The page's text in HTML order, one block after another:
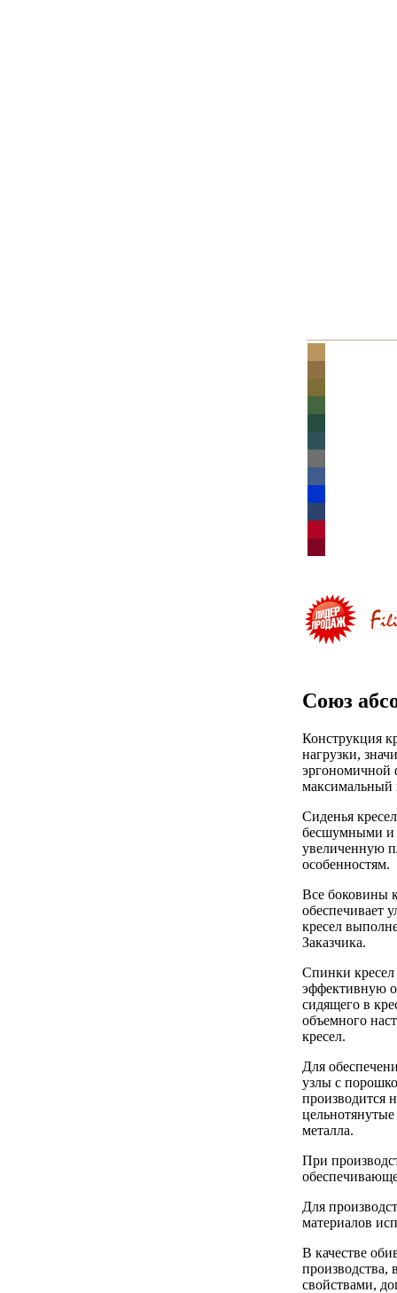
Союз
Конструкция
нагрузки,
эргономичной
максимальный
Сиденья
бесшумными и
увеличенную
особенностям.
Все боковины
обеспечивает
кресел
Заказчика.
Спинки
эффективную
сидящего в
объемного
кресел.
Для
узлы с
производится
металла.
При
Для
материалов
В качестве
производства,
свойствами,